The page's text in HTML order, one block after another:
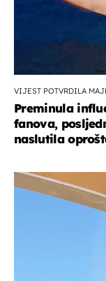
VIJEST POTVRDILA
Preminula
fanova,
naslutila